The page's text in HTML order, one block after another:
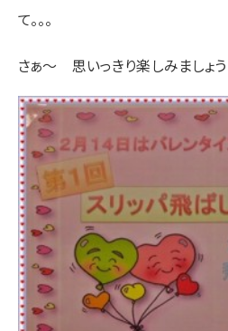
て。。。
さぁ～ 思いっきり楽しみましょう